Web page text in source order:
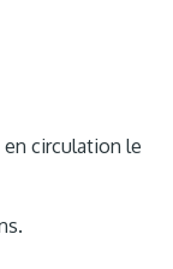
en circulation le